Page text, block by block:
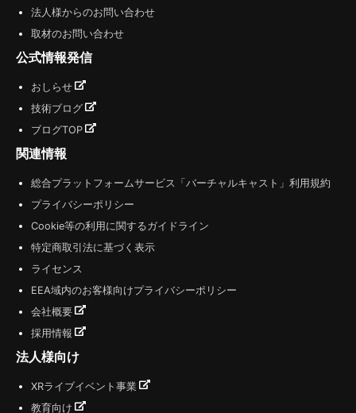
法人様からのお問い合わせ
取材のお問い合わせ
公式情報発信
おしらせ
技術ブログ
ブログTOP
関連情報
総合プラットフォームサービス「バーチャルキャスト」利用規約
プライバシーポリシー
Cookie等の利用に関するガイドライン
特定商取引法に基づく表示
ライセンス
EEA域内のお客様向けプライバシーポリシー
会社概要
採用情報
法人様向け
XRライブイベント事業
教育向け